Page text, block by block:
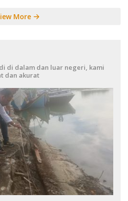
More
di dalam dan luar negeri, kami
dan akurat